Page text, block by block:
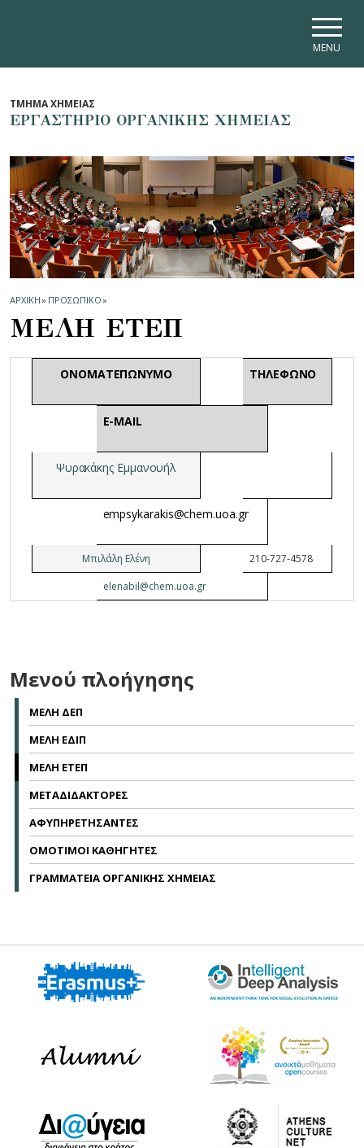
MENU
ΤΜΗΜΑ ΧΗΜΕΙΑΣ
ΕΡΓΑΣΤΗΡΙΟ ΟΡΓΑΝΙΚΗΣ ΧΗΜΕΙΑΣ
ΑΡΧΙΚΗ» ΠΡΟΣΩΠΙΚΟ»
ΜΕΛΗ ΕΤΕΠ
ΟΝΟΜΑΤΕΠΩΝΥΜΟ ΤΗΛΕΦΩΝΟ
E-MAIL
Ψυρακάκης Εμμανουήλ
empsykarakis@chem.uoa.gr
Μπιλάλη Ελένη
210-727-4578
elenabil@chem.uoa.gr
Μενού πλοήγησης
ΜΕΛΗ ΔΕΠ
ΜΕΛΗ ΕΔΙΠ
ΜΕΛΗ ΕΤΕΠ
ΜΕΤΑΔΙΔΑΚΤΟΡΕΣ
ΑΦΥΠΗΡΕΤΗΣΑΝΤΕΣ
ΟΜΟΤΙΜΟΙ ΚΑΘΗΓΗΤΕΣ
ΓΡΑΜΜΑΤΕΙΑ ΟΡΓΑΝΙΚΗΣ ΧΗΜΕΙΑΣ